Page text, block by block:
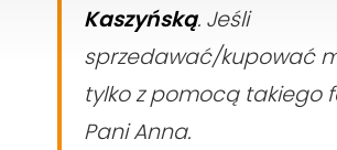
Kaszyńską. Jeśli
sprzedawać/kupować
tylko z pomocą takiego
Pani Anna.